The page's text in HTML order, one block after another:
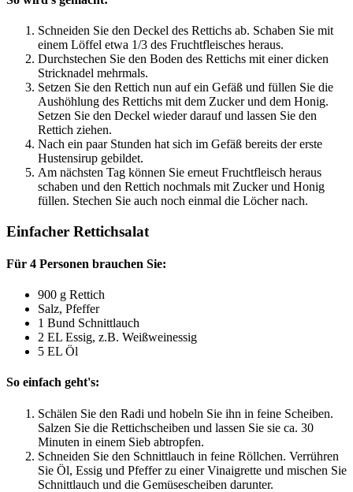
Schneiden Sie den Deckel des Rettichs ab. Schaben Sie mit
einem Löffel etwa 1/3 des Fruchtfleisches heraus.
Durchstechen Sie den Boden des Rettichs mit einer dicken
Stricknadel mehrmals.
Setzen Sie den Rettich nun auf ein Gefäß und füllen Sie die
Aushöhlung des Rettichs mit dem Zucker und dem Honig.
Setzen Sie den Deckel wieder darauf und lassen Sie den
Rettich ziehen.
Nach ein paar Stunden hat sich im Gefäß bereits der erste
Hustensirup gebildet.
Am nächsten Tag können Sie erneut Fruchtfleisch heraus
schaben und den Rettich nochmals mit Zucker und Honig
füllen. Stechen Sie auch noch einmal die Löcher nach.
Einfacher Rettichsalat
Für 4 Personen brauchen Sie:
900 g Rettich
Salz, Pfeffer
1 Bund Schnittlauch
2 EL Essig, z.B. Weißweinessig
5 EL Öl
So einfach geht's:
Schälen Sie den Radi und hobeln Sie ihn in feine Scheiben.
Salzen Sie die Rettichscheiben und lassen Sie sie ca. 30
Minuten in einem Sieb abtropfen.
Schneiden Sie den Schnittlauch in feine Röllchen. Verrühren
Sie Öl, Essig und Pfeffer zu einer Vinaigrette und mischen Sie
Schnittlauch und die Gemüsescheiben darunter.